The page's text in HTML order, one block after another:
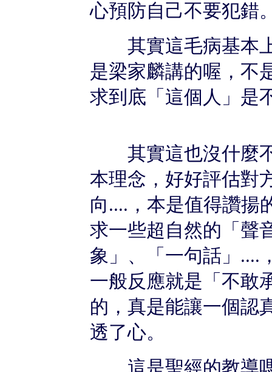
心預防自己不要犯錯
其實這毛病基本上
是梁家麟講的喔，不
求到底「這個人」是
其實這也沒什麼不
本理念，好好評估對
向....，本是值得讚揚
求一些超自然的「聲
象」、「一句話」....
一般反應就是「不敢
的，真是能讓一個認
透了心。
這是聖經的教導嗎